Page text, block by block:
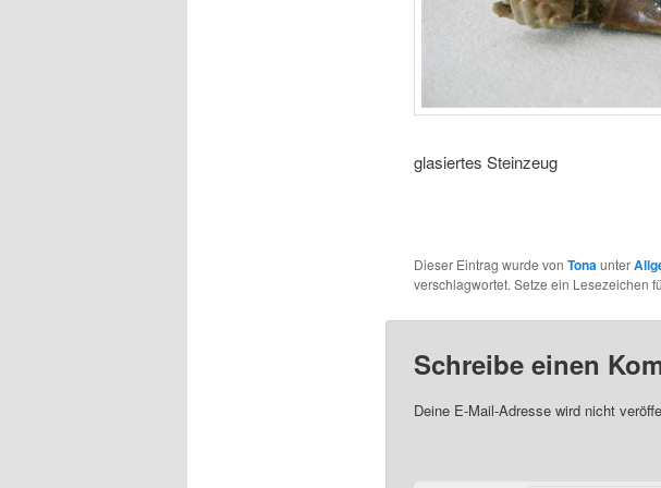
glasiertes Steinzeug
Dieser Eintrag wurde von Tona unter
verschlagwortet. Setze ein Lesezeichen
Schreibe einen
Deine E-Mail-Adresse wird nicht